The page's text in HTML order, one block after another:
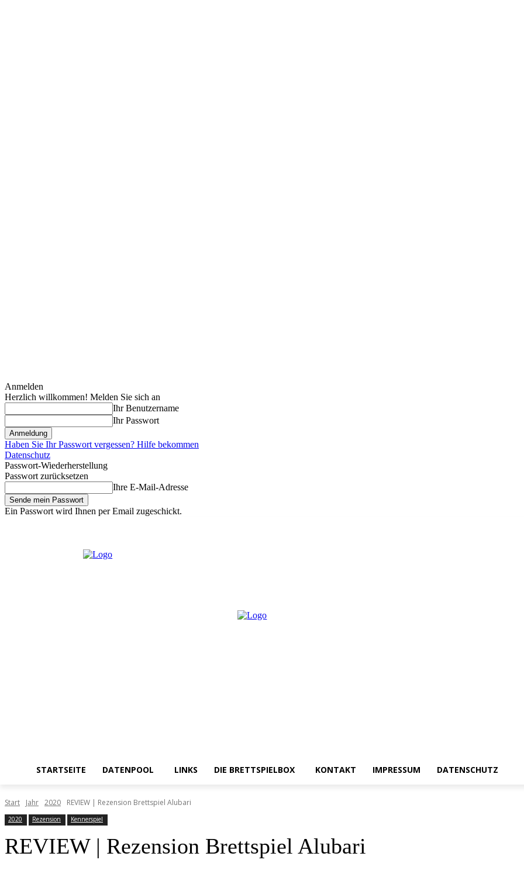
Anmelden
Herzlich willkommen! Melden Sie sich an
Ihr Benutzername
Ihr Passwort
Haben Sie Ihr Passwort vergessen? Hilfe bekommen
Datenschutz
Passwort-Wiederherstellung
Passwort zurücksetzen
Ihre E-Mail-Adresse
Ein Passwort wird Ihnen per Email zugeschickt.
STARTSEITE DATENPOOL LINKS DIE BRETTSPIELBOX KONTAKT IMPRESSUM DATENSCHUTZ
Start Jahr 2020 REVIEW | Rezension Brettspiel Alubari
2020 Rezension Kennerspiel
REVIEW | Rezension Brettspiel Alubari